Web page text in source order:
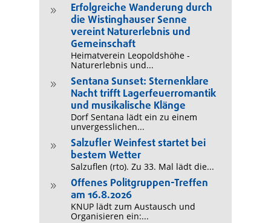
9
Erfolgreiche Wanderung durch
die Wistinghauser Senne
vereint Naturerlebnis und
Gemeinschaft
Heimatverein Leopoldshöhe -
Naturerlebnis und...
9
Sentana Sunset: Sternenklare
Nacht trifft Lagerfeuerromantik
und musikalische Klänge
Dorf Sentana lädt ein zu einem
unvergesslichen...
9
Salzufler Weinfest startet bei
bestem Wetter
Salzuflen (rto). Zu 33. Mal lädt die...
9
Offenes Politgruppen-Treffen
am 16.8.2026
KNUP lädt zum Austausch und
Organisieren ein:...